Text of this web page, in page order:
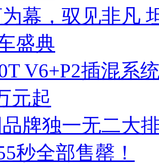
幕，驭见非凡
盛典
V6+P2插混系
元起
牌独一无二大
秒全部售罄！